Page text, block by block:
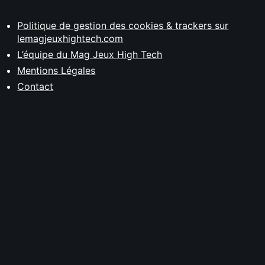
Politique de gestion des cookies & trackers sur
lemagjeuxhightech.com
L’équipe du Mag Jeux High Tech
Mentions Légales
Contact